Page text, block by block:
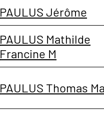
PAULUS Jérôme
PAULUS Mathilde
Francine M
PAULUS Thomas